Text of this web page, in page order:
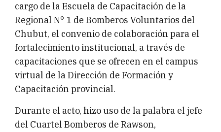
cargo de la Escuela de Capacitación de la
Regional N° 1 de Bomberos Voluntarios del
Chubut, el convenio de colaboración para el
fortalecimiento institucional, a través de
capacitaciones que se ofrecen en el campus
virtual de la Dirección de Formación y
Capacitación provincial.
Durante el acto, hizo uso de la palabra el jefe
del Cuartel Bomberos de Rawson,